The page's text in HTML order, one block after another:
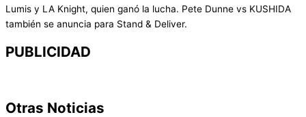
Lumis y LA Knight, quien ganó la lucha. Pete Dunne vs KUSHIDA
también se anuncia para Stand & Deliver.
PUBLICIDAD
Otras Noticias